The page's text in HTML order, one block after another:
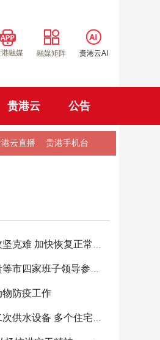
融媒 融媒矩阵 贵港云AI
贵港云 公告
云直播 贵港手机台
防疫工作